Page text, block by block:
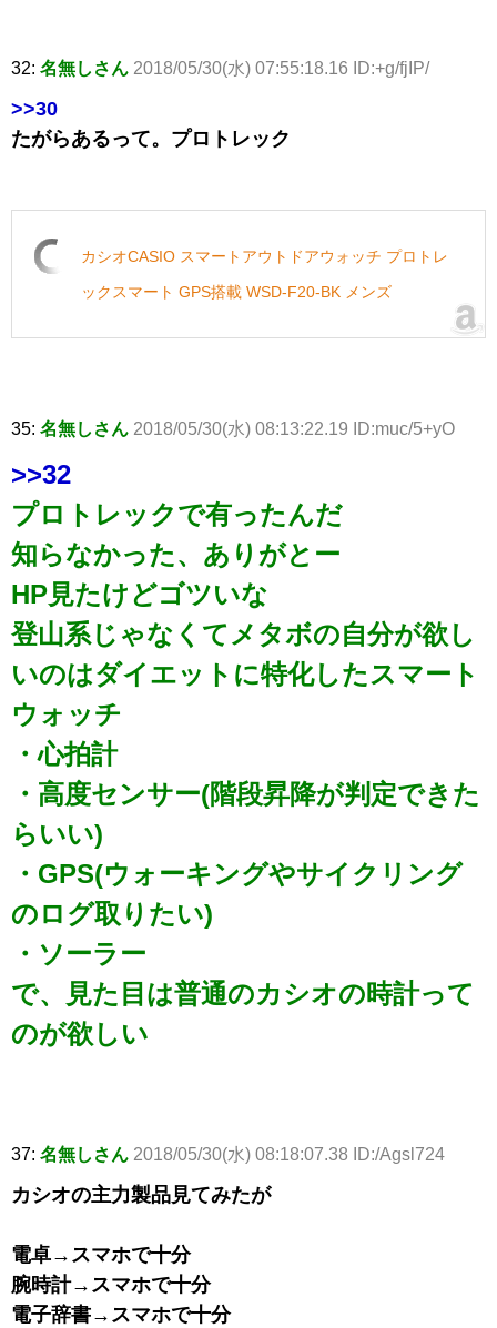
32: 名無しさん 2018/05/30(水) 07:55:18.16 ID:+g/fjIP/
>>30
たがらあるって。プロトレック
カシオCASIO スマートアウトドアウォッチ プロトレ
ックスマート GPS搭載 WSD-F20-BK メンズ
35: 名無しさん 2018/05/30(水) 08:13:22.19 ID:muc/5+yO
>>32
プロトレックで有ったんだ
知らなかった、ありがとー
HP見たけどゴツいな
登山系じゃなくてメタボの自分が欲し
いのはダイエットに特化したスマート
ウォッチ
・心拍計
・高度センサー(階段昇降が判定できた
らいい)
・GPS(ウォーキングやサイクリング
のログ取りたい)
・ソーラー
で、見た目は普通のカシオの時計って
のが欲しい
37: 名無しさん 2018/05/30(水) 08:18:07.38 ID:/Agsl724
カシオの主力製品見てみたが
電卓→スマホで十分
腕時計→スマホで十分
電子辞書→スマホで十分